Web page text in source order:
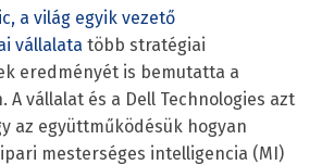
a világ egyik vezető
vállalata több stratégiai
eredményét is bemutatta a
A vállalat és a Dell Technologies azt
az együttműködésük hogyan
mesterséges intelligencia (MI)